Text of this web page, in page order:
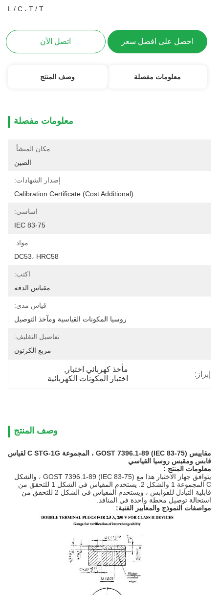
L / C ، T / T
احصل على افضل سعر اتصل الآن
معلومات مفصلة وصف المنتج
معلومات مفصلة
مكان المنشأ:
الصين
إصدار الشهادات:
Calibration Certificate (cost Additional)
اساسي:
IEC 83-75
مواد:
DC53، HRC58
اكتب:
مقياس الدقة
قياس مدى:
روسيا المكونات القياسية ومآخذ التوصيل
تفاصيل التغليف:
مربع الكرتون
إبراز:
مأخذ كهربائي اختبار,
اختبار المكونات الكهربائية
وصف المنتج
مقاييس GOST 7396.1-89 (IEC 83-75) ، المجموعة C STG-1G لقياس
قابس ومقبس روسيا القياسي
معلومات المنتج :
يتوافق جهاز الاختبار هذا مع GOST 7396.1-89 (IEC 83-75) ، والشكل
C المجموعة 1 والشكل 2. يستخدم المقياس في الشكل 1 للتحقق من
قابلية التبادل للقوابس ، ويستخدم المقياس في الشكل 2 للتحقق من
استحالة توصيل محطة واحدة في المنافذ.
مواصفات النموذج والمعايير الفنية: